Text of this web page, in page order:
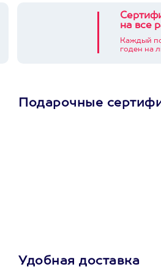
на все
Каждый
годен на
Подарочные
Удобная доставка